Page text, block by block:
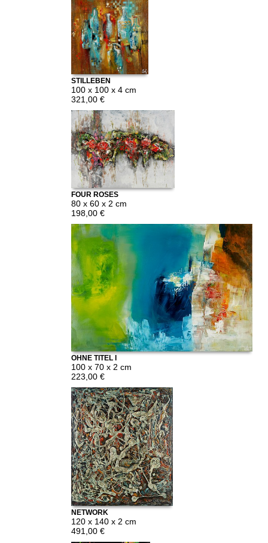
STILLEBEN
(AMPHOREN)
100 x 100 x 4 cm
321,00 €
FOUR ROSES
80 x 60 x 2 cm
198,00 €
OHNE TITEL I
100 x 70 x 2 cm
223,00 €
NETWORK
120 x 140 x 2 cm
491,00 €